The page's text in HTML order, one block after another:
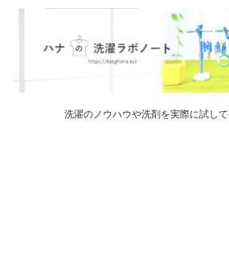
洗濯のノウハウや洗剤を実際に試し